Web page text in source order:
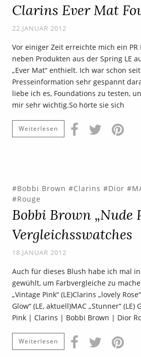
Clarins Ever Mat
22.JANUAR 2012
Vor einiger Zeit erreichte mich ein PR
neben Produkten aus der Spring LE
„Ever Mat“ enthielt. Ich war schon
Presseinformation sehr gespannt
liebe ich es, Foundations zu testen,
mir sehr wichtig.So hörte sie sich
Weiterlesen
Bobbi Brown Clarins Dior
Rouge
Bobbi Brown „Nude
Vergleichsswatches
18.JANUAR 2012
Auch für dieses Blush habe ich mal
gewühlt, um Farbvergleiche zu
„Vintage Pink“ (LE)Clarins „lovely
Glow“ (LE, aktuell)MAC „Stunner“
Pink | Clarins | Bobbi Brown | Dior
Weiterlesen